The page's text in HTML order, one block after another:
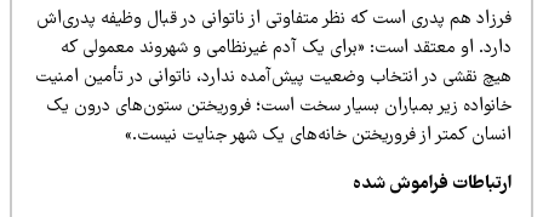
هم پدری است که نظر متفاوتی از ناتوانی در قبال وظیفه پدری‌اش
او معتقد است: «برای یک آدم غیرنظامی و شهروند معمولی که
نقشی در انتخاب وضعیت پیش‌آمده ندارد، ناتوانی در تأمین امنیت
زیر بمباران بسیار سخت است؛ فروریختن ستون‌های درون یک
کمتر از فروریختن خانه‌های یک شهر جنایت نیست.»
فراموش شده